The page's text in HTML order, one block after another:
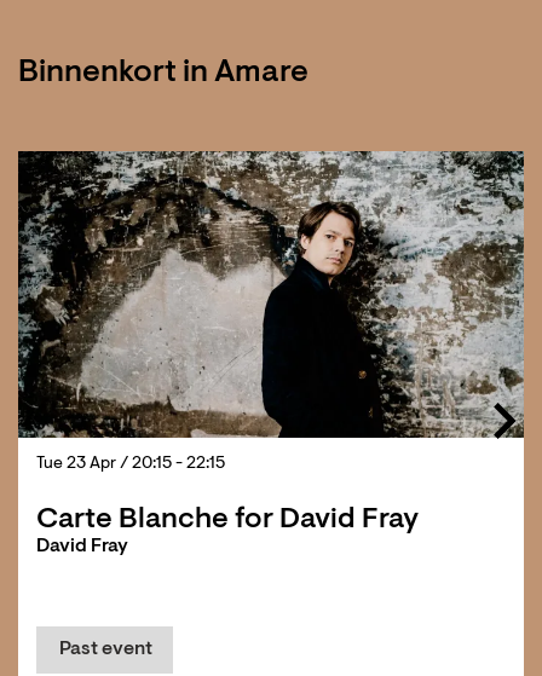
Binnenkort in Amare
Carte Blanche for David Fray
David Fray
Tue 23 Apr / 20:15 - 22:15
Past event